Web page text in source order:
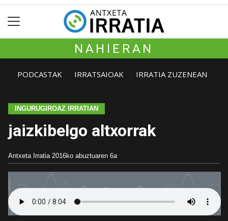
NAHIERAN
PODCASTAK IRRATSAIOAK IRRATIA ZUZENEAN
INGURUGIROAZ IRRATIAN
jaizkibelgo altxorrak
Antxeta Irratia 2016ko abuztuaren 6a